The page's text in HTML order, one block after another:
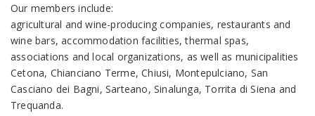
Our members include:
agricultural and wine-producing companies, restaurants and
wine bars, accommodation facilities, thermal spas,
associations and local organizations, as well as municipalities
Cetona, Chianciano Terme, Chiusi, Montepulciano, San
Casciano dei Bagni, Sarteano, Sinalunga, Torrita di Siena and
Trequanda.